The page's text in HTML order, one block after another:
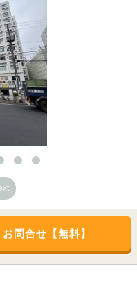
お問合せ【無料】